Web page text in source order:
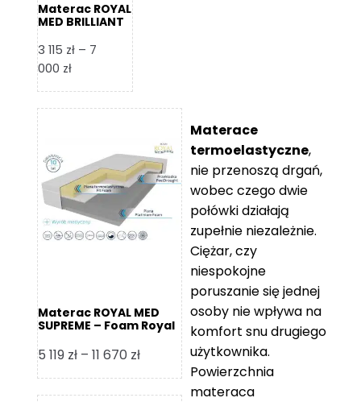
Materac ROYAL
MED BRILLIANT
3 115 zł – 7
000 złZakres
od
7
000 zł
Materac ROYAL MED
SUPREME – Foam Royal
5 119 zł – 11 670 złZakres
cen:
od
Materace
termoelastyczne,
nie przenoszą drgań,
wobec czego dwie
połówki działają
zupełnie niezależnie.
Ciężar, czy
niespokojne
poruszanie się jednej
osoby nie wpływa na
komfort snu drugiego
użytkownika.
Powierzchnia
materaca